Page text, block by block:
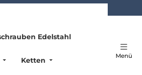
Edelstahl
Ketten Menü